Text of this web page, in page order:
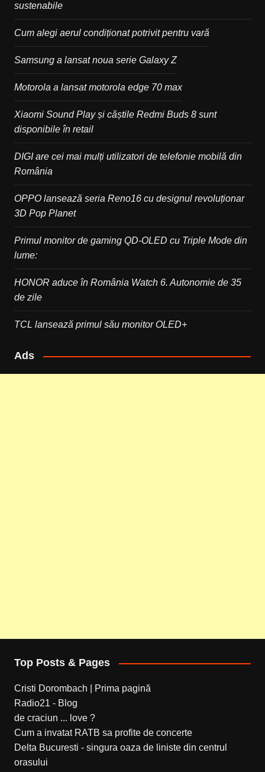
sustenabile
Cum alegi aerul condiționat potrivit pentru vară
Samsung a lansat noua serie Galaxy Z
Motorola a lansat motorola edge 70 max
Xiaomi Sound Play și căștile Redmi Buds 8 sunt
disponibile în retail
DIGI are cei mai mulți utilizatori de telefonie mobilă din
România
OPPO lansează seria Reno16 cu designul revoluționar
3D Pop Planet
Primul monitor de gaming QD-OLED cu Triple Mode din
lume:
HONOR aduce în România Watch 6. Autonomie de 35
de zile
TCL lansează primul său monitor OLED+
Ads
Top Posts & Pages
Cristi Dorombach | Prima pagină
Radio21 - Blog
de craciun ... love ?
Cum a invatat RATB sa profite de concerte
Delta Bucuresti - singura oaza de liniste din centrul
orasului